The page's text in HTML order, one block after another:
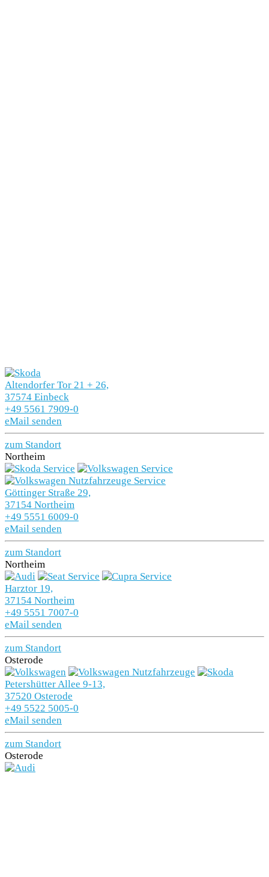
Altendorfer Tor 21 + 26,
37574 Einbeck
+49 5561 7909-0
eMail senden
zum Standort
Northeim
Göttinger Straße 29,
37154 Northeim
+49 5551 6009-0
eMail senden
zum Standort
Northeim
Harztor 19,
37154 Northeim
+49 5551 7007-0
eMail senden
zum Standort
Osterode
Petershütter Allee 9-13,
37520 Osterode
+49 5522 5005-0
eMail senden
zum Standort
Osterode